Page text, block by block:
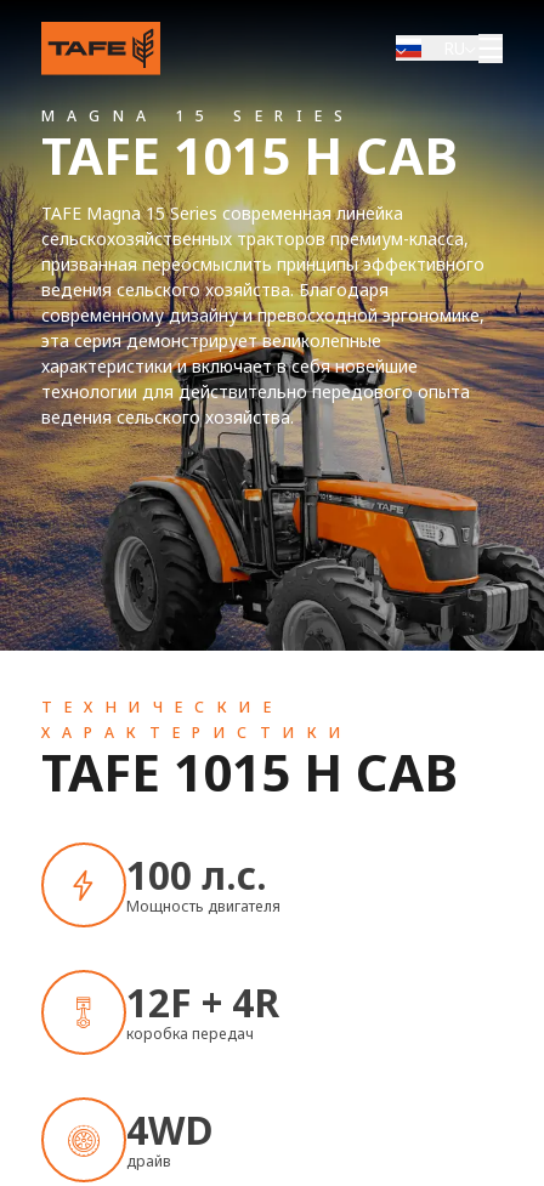
MAGNA 15 SERIES
TAFE 1015 H CAB
TAFE Magna 15 Series современная линейка
сельскохозяйственных тракторов премиум-класса,
призванная переосмыслить принципы эффективного
ведения сельского хозяйства. Благодаря
современному дизайну и превосходной эргономике,
эта серия демонстрирует великолепные
характеристики и включает в себя новейшие
технологии для действительно передового опыта
ведения сельского хозяйства.
ТЕХНИЧЕСКИЕ
ХАРАКТЕРИСТИКИ
TAFE 1015 H CAB
100 л.с.
Мощность двигателя
12F + 4R
коробка передач
4WD
драйв